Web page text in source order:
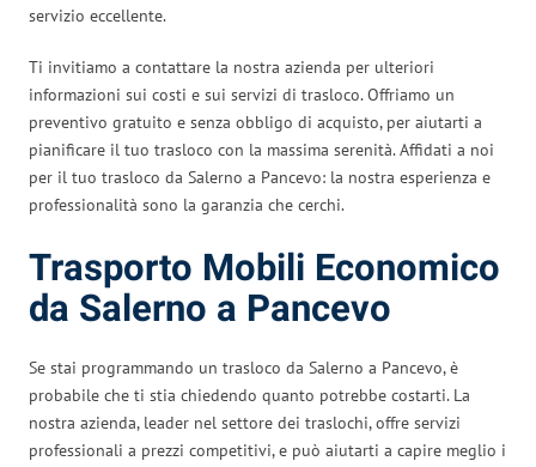
servizio eccellente.
Ti invitiamo a contattare la nostra azienda per ulteriori
informazioni sui costi e sui servizi di trasloco. Offriamo un
preventivo gratuito e senza obbligo di acquisto, per aiutarti a
pianificare il tuo trasloco con la massima serenità. Affidati a noi
per il tuo trasloco da Salerno a Pancevo: la nostra esperienza e
professionalità sono la garanzia che cerchi.
Trasporto Mobili Economico
da Salerno a Pancevo
Se stai programmando un trasloco da Salerno a Pancevo, è
probabile che ti stia chiedendo quanto potrebbe costarti. La
nostra azienda, leader nel settore dei traslochi, offre servizi
professionali a prezzi competitivi, e può aiutarti a capire meglio i